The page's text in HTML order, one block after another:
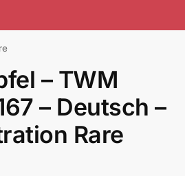
– TWM
– Deutsch –
Rare